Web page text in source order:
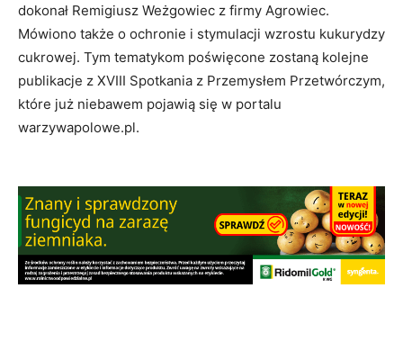
dokonał Remigiusz Weżgowiec z firmy Agrowiec.
Mówiono także o ochronie i stymulacji wzrostu kukurydzy
cukrowej. Tym tematykom poświęcone zostaną kolejne
publikacje z XVIII Spotkania z Przemysłem Przetwórczym,
które już niebawem pojawią się w portalu
warzywapolowe.pl.